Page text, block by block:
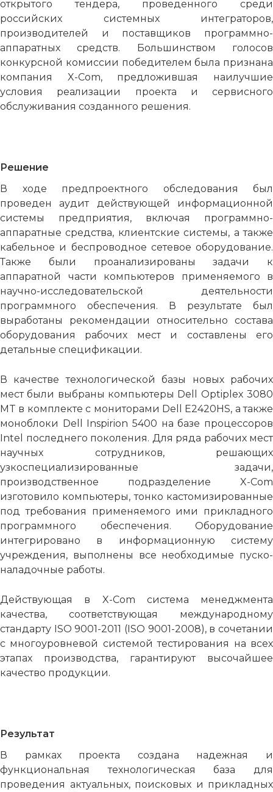
открытого тендера, проведенного среди
российских системных интеграторов,
производителей и поставщиков программно-
аппаратных средств. Большинством голосов
конкурсной комиссии победителем была признана
компания X-Com, предложившая наилучшие
условия реализации проекта и сервисного
обслуживания созданного решения.
Решение
В ходе предпроектного обследования был
проведен аудит действующей информационной
системы предприятия, включая программно-
аппаратные средства, клиентские системы, а также
кабельное и беспроводное сетевое оборудование.
Также были проанализированы задачи к
аппаратной части компьютеров применяемого в
научно-исследовательской деятельности
программного обеспечения. В результате был
выработаны рекомендации относительно состава
оборудования рабочих мест и составлены его
детальные спецификации.
В качестве технологической базы новых рабочих
мест были выбраны компьютеры Dell Optiplex 3080
MT в комплекте с мониторами Dell E2420HS, а также
моноблоки Dell Inspirion 5400 на базе процессоров
Intel последнего поколения. Для ряда рабочих мест
научных сотрудников, решающих
узкоспециализированные задачи,
производственное подразделение X-Com
изготовило компьютеры, тонко кастомизированные
под требования применяемого ими прикладного
программного обеспечения. Оборудование
интегрировано в информационную систему
учреждения, выполнены все необходимые пуско-
наладочные работы.
Действующая в X-Com система менеджмента
качества, соответствующая международному
стандарту ISO 9001-2011 (ISO 9001-2008), в сочетании
с многоуровневой системой тестирования на всех
этапах производства, гарантируют высочайшее
качество продукции.
Результат
В рамках проекта создана надежная и
функциональная технологическая база для
проведения актуальных, поисковых и прикладных